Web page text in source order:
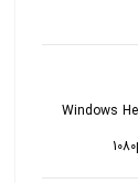
-پشتیبانی از احراز هویت چهره Windows Hello